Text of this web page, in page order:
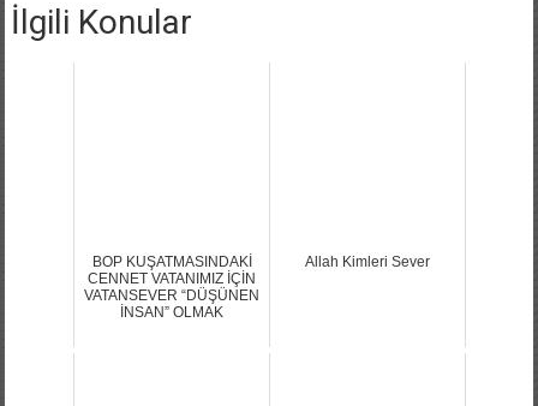
İlgili Konular
BOP KUŞATMASINDAKİ
CENNET VATANIMIZ İÇİN
VATANSEVER “DÜŞÜNEN
İNSAN” OLMAK
Allah Kimleri Sever